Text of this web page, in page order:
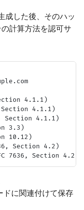
成した後、そのハッ
の計算方法を認可サ
4.1.1)
Section 4.1.1)
Section 4.1.1)
3.3)
10.12)
Section 4.2)
ドに関連付けて保存